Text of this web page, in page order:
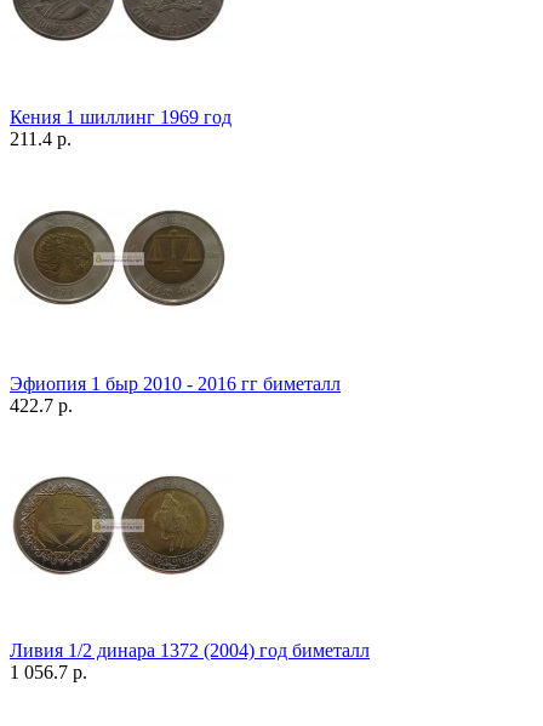
Кения 1 шиллинг 1969 год
211.4 р.
Эфиопия 1 быр 2010 - 2016 гг биметалл
422.7 р.
Ливия 1/2 динара 1372 (2004) год биметалл
1 056.7 р.